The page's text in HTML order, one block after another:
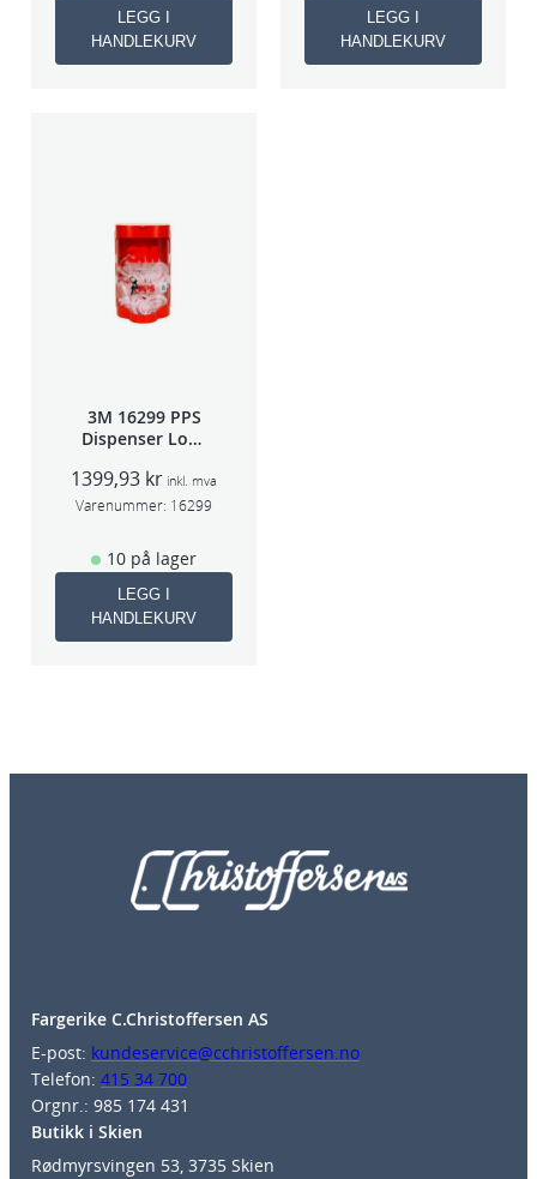
LEGG I
HANDLEKURV
LEGG I
HANDLEKURV
3M 16299 PPS
Dispenser Lokk
Midi)
1399,93 kr inkl. mva
Varenummer: 16299
10 på lager
LEGG I
HANDLEKURV
Fargerike C.Christoffersen AS
E-post: kundeservice@cchristoffersen.no
Telefon: 415 34 700
Orgnr.: 985 174 431
Butikk i Skien
Rødmyrsvingen 53, 3735 Skien